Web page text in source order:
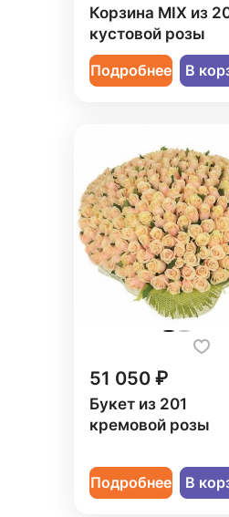
Корзина MIX из
кустовой розы
Подробнее В
51 050 ₽
Букет из 201
кремовой розы
Подробнее В